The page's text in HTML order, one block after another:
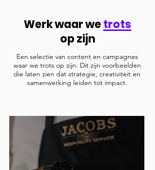
Werk waar wetrots
op zijn
Een selectie van content en campagnes
waar we trots op zijn. Dit zijn voorbeelden
die laten zien dat strategie, creativiteit en
samenwerking leiden tot impact.